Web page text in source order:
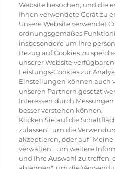
Weiche Butter mit
verrühren und 2
Kürbiskernbrot
Mit Eichblatt- und
Leerdammer®
und den
paar dunkle
halbieren und die
Website besuchen, und die
Ihnen verwendete Gerät zu
Unsere Website verwendet
ordnungsgemäßes
insbesondere um Ihre
Bezug auf Cookies zu
unserer Website
Leistungs-Cookies zur
Einstellungen können auch
unseren Partnern gesetzt
Interessen durch
besser verstehen können.
Klicken Sie auf die
zulassen", um die
akzeptieren, oder auf
verwalten", um weitere
und Ihre Auswahl zu treffen,